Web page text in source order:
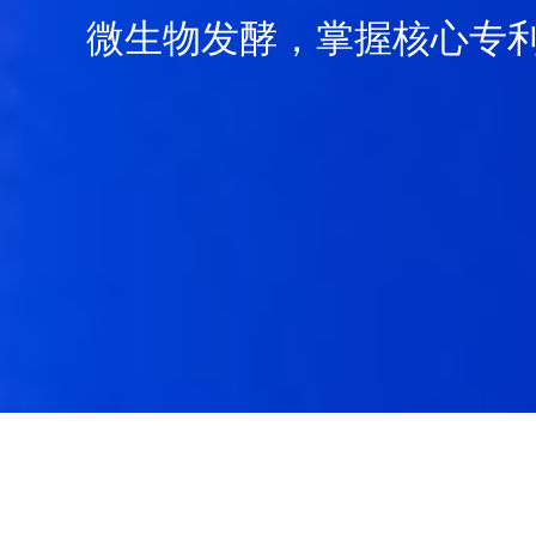
让生命更美好，是安华生
安华，全球领先的透明质
微生物发酵，掌握核心专
让生命更美好，是安华生
安华，全球领先的透明质